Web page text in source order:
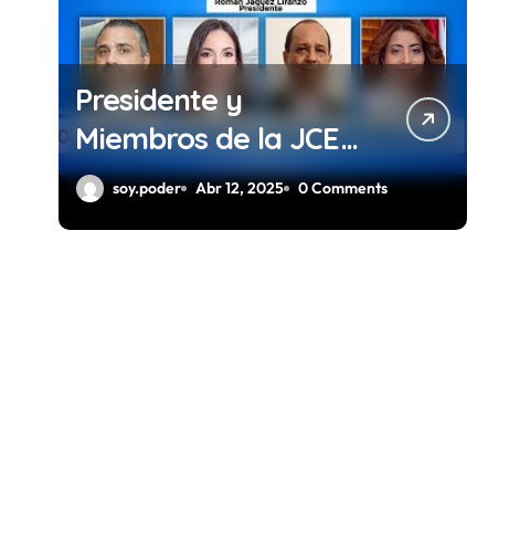
Presidente y
Miembros de la JCE
Gestión 2024 – 2028
soy.poder Abr 12, 2025 0 Comments